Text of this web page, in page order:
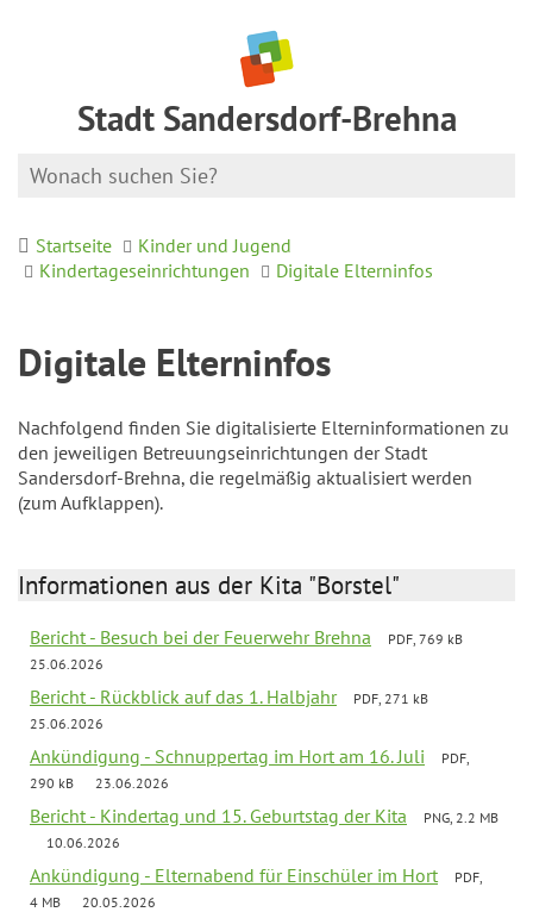
Stadt Sandersdorf-Brehna
Startseite
Kinder und Jugend
Kindertageseinrichtungen
Digitale Elterninfos
Digitale Elterninfos
Nachfolgend finden Sie digitalisierte Elterninformationen zu
den jeweiligen Betreuungseinrichtungen der Stadt
Sandersdorf-Brehna, die regelmäßig aktualisiert werden
(zum Aufklappen).
Informationen aus der Kita "Borstel"
Bericht - Besuch bei der Feuerwehr Brehna
PDF, 769 kB
25.06.2026
Bericht - Rückblick auf das 1. Halbjahr
PDF, 271 kB
25.06.2026
Ankündigung - Schnuppertag im Hort am 16. Juli
PDF,
290 kB
23.06.2026
Bericht - Kindertag und 15. Geburtstag der Kita
PNG, 2.2 MB
10.06.2026
Ankündigung - Elternabend für Einschüler im Hort
PDF,
4 MB
20.05.2026